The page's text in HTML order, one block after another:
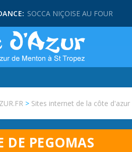
SOCCA NIÇOISE AU FOUR
> Sites internet de la côte d'azur
DE PEGOMAS